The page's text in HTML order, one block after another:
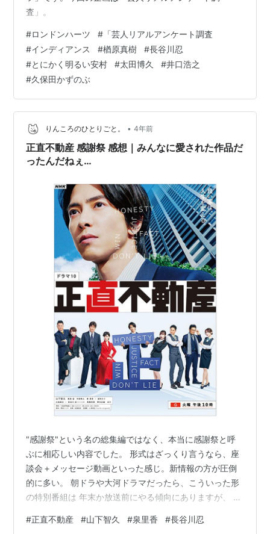
査」。
#ロンドンハーツ # 「芸人リアルアンケート調査
#インディアンス #楢原真樹 #長谷川忍
#とにかく明るい安村 #太田博久 #井口浩之
#久保田かずのぶ
りんころのひとりごと。 • 4年前
正直不動産 感謝祭 感想｜みんなに愛された作品だ
ったんだねぇ…
"感謝祭"という名の総集編ではなく、本当に感謝祭と呼
ぶに相応しい内容でした。 形式はざっくり言うなら、座
談会＋メッセージ動画といった感じ。新情報の方が圧倒
的に多い。 朝ドラや大河ドラマだったら、こういった形
の特別番組は 年末か放送前にやる傾向にありますが、 プ
まり…それくらい、レアケースだったって事。 某フジも
#正直不動産 #山下智久 #泉里香 #長谷川忍